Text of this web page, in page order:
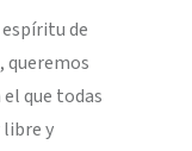
de
queremos
que todas
libre y